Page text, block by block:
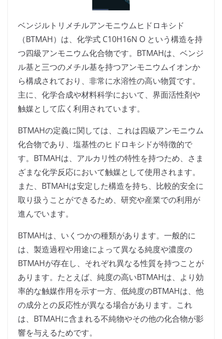
ベンジルトリメチルアンモニウムヒドロキシド
（BTMAH）は、化学式 C10H16N O という構造を持
つ四級アンモニウム化合物です。BTMAHは、ベンジ
ル基と三つのメチル基を持つアンモニウムイオンか
ら構成されており、非常に水溶性の高い物質です。
主に、化学合成や材料科学において、界面活性剤や
触媒として広く利用されています。
BTMAHの定義に関しては、これは四級アンモニウム
化合物であり、塩基性のヒドロキシドが特徴的で
す。BTMAHは、アルカリ性の特性を持つため、さま
ざまな化学反応において触媒として使用されます。
また、BTMAHは安定した構造を持ち、比較的安全に
取り扱うことができるため、研究や産業での利用が
進んでいます。
BTMAHは、いくつかの種類があります。一般的に
は、製造過程や用途によって異なる純度や濃度の
BTMAHが存在し、それぞれ異なる性質を持つことが
あります。たとえば、純度の高いBTMAHは、より効
率的な触媒作用を示す一方、低純度のBTMAHは、他
の成分との反応性が異なる場合があります。これ
は、BTMAHに含まれる不純物やその他の化合物が影
響を与えるためです。